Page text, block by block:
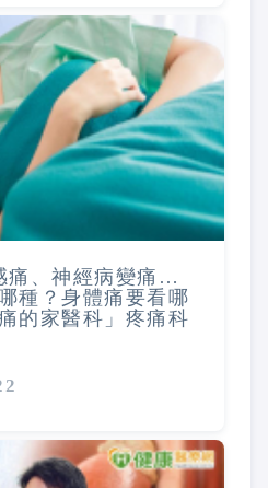
痛、神經病變痛…
種？身體痛要看哪
的家醫科」疼痛科